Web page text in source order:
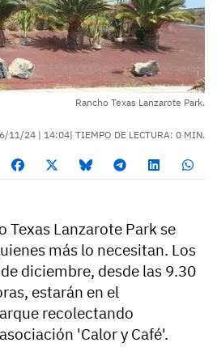
Rancho Texas Lanzarote Park.
11/24 | 14:04| TIEMPO DE LECTURA: 0 MIN.
Texas Lanzarote Park se
más lo necesitan. Los
diciembre, desde las 9.30
estarán en el
recolectando
'Calor y Café'.